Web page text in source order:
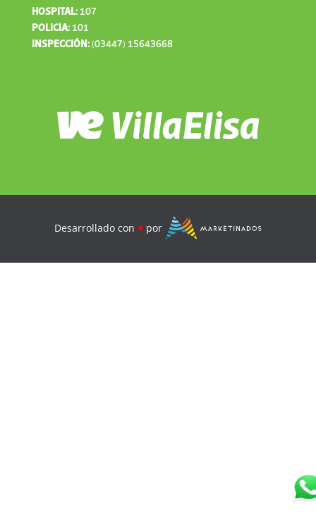
HOSPITAL:107
POLICIA:101
INSPECCIÓN:(03447) 15643668
Desarrollado con ♥ por